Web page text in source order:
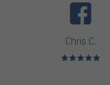
Chris C.
Note moyenne :